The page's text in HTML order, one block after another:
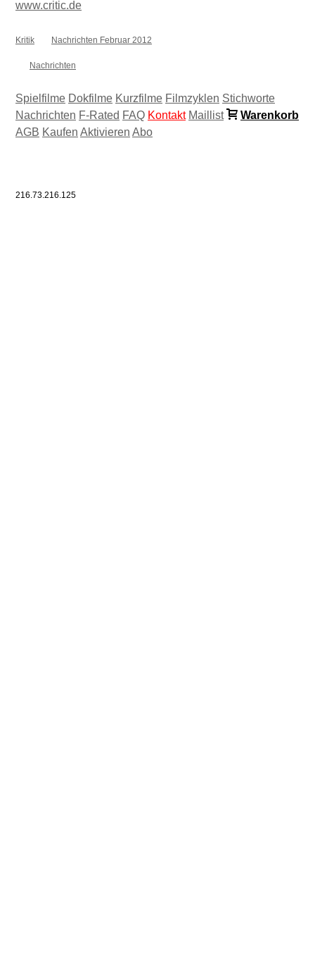
www.critic.de
Kritik Nachrichten Februar 2012
Nachrichten
Spielfilme Dokfilme Kurzfilme Filmzyklen Stichworte
Nachrichten F-Rated FAQ Kontakt Maillist
Warenkorb
AGB Kaufen Aktivieren Abo
216.73.216.125